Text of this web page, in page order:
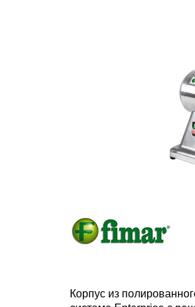
Корпус из